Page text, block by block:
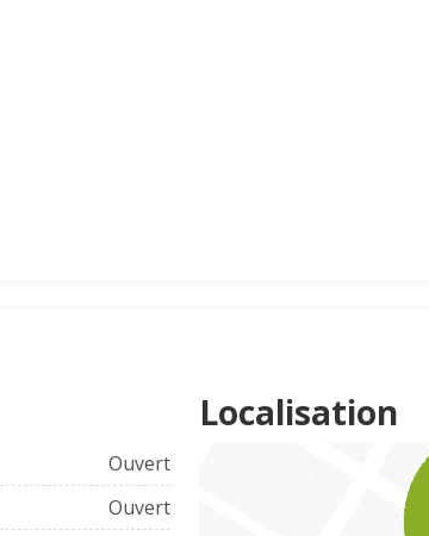
Ouvert
Ouvert
Localisation